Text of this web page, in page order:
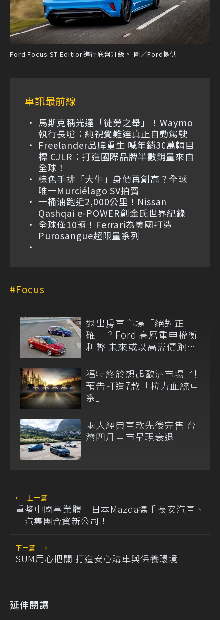
Ford Focus ST Edition進行底盤升級。 圖／Ford提供
車訊最前線
馬斯克稱光達「徒勞之舉」！Waymo
執行長嗆：純視覺難達真正自動駕駛
Freelander品牌重生 喊年銷30萬輛目
標 CJLR：打造國際品牌半數銷量來自
全球！
棕色手排「大牛」身價再創高？全球
唯一Murciélago SV拍賣
一桶油跑近2,000公里！Nissan
Qashqai e-POWER創金氏世界紀錄
全球僅10輛！Ferrari為美國打造
Purosangue超限量系列
Focus
退出房車市場「絕對正
確」？Ford 高層重申權衡
利弊 未來或以高溢價跑房
福特終於想起歐洲市場了!
預告打造7款「拉力血統車
系」
兩大經典車款先後完售 台
灣四月車市呈現衰退
← 上一篇
重整中國事業體 日本Mazda攜手長安汽車、
一汽集團合資新公司！
下一篇 →
SUM用心把關 打造安心購車與保養環境
延伸閱讀